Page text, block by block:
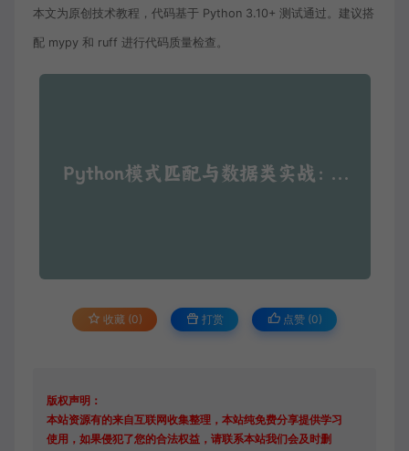
本文为原创技术教程，代码基于 Python 3.10+ 测试通过。建议搭
配 mypy 和 ruff 进行代码质量检查。
收藏 (0) 打赏 点赞 (0)
版权声明：
本站资源有的来自互联网收集整理，本站纯免费分享提供学习
使用，如果侵犯了您的合法权益，请联系本站我们会及时删